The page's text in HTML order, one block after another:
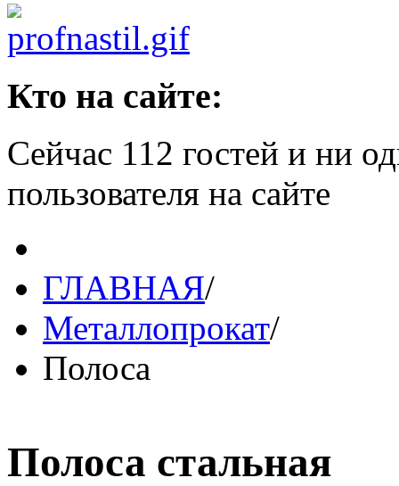
Кто на сайте:
Сейчас 112 гостей и ни
пользователя на сайте
ГЛАВНАЯ/
Металлопрокат/
Полоса
Полоса стальная